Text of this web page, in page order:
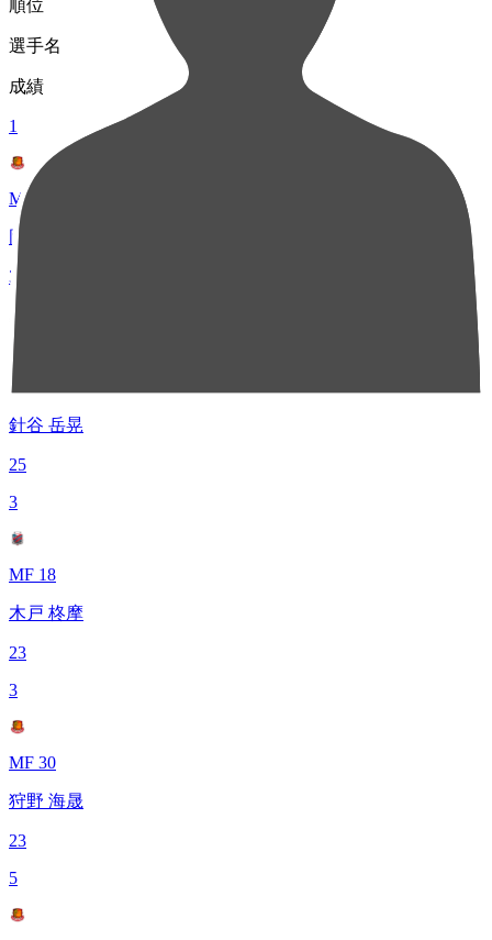
順位
選手名
成績
1
MF 8
岡田 優希
32
2
MF 10
針谷 岳晃
25
3
MF 18
木戸 柊摩
23
3
MF 30
狩野 海晟
23
5